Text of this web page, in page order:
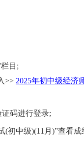
目;
>> 2025年初中级经济
码进行登录;
初中级)(11月)”查看成